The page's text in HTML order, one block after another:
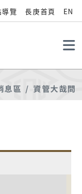
覽 長庚首頁 EN
息區 資管大哉問